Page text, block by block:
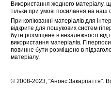
Використання жодного матеріалу,
тільки при умові посилання на наш
При копіюванні матеріалів для
відкрите для пошукових систем
бути розміщене в незалежності від
використання матеріалів.
повинне бути розміщено в
матеріалу.
© 2008-2023, "Анонс Закарпаття".